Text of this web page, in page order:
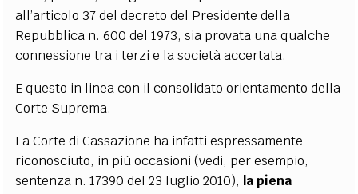
all’articolo 37 del decreto del Presidente della
Repubblica n. 600 del 1973, sia provata una qualche
connessione tra i terzi e la società accertata.
E questo in linea con il consolidato orientamento della
Corte Suprema.
La Corte di Cassazione ha infatti espressamente
riconosciuto, in più occasioni (vedi, per esempio,
sentenza n. 17390 del 23 luglio 2010), la piena